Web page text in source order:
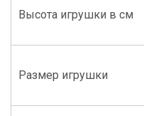
Высота игрушки в см
Размер игрушки